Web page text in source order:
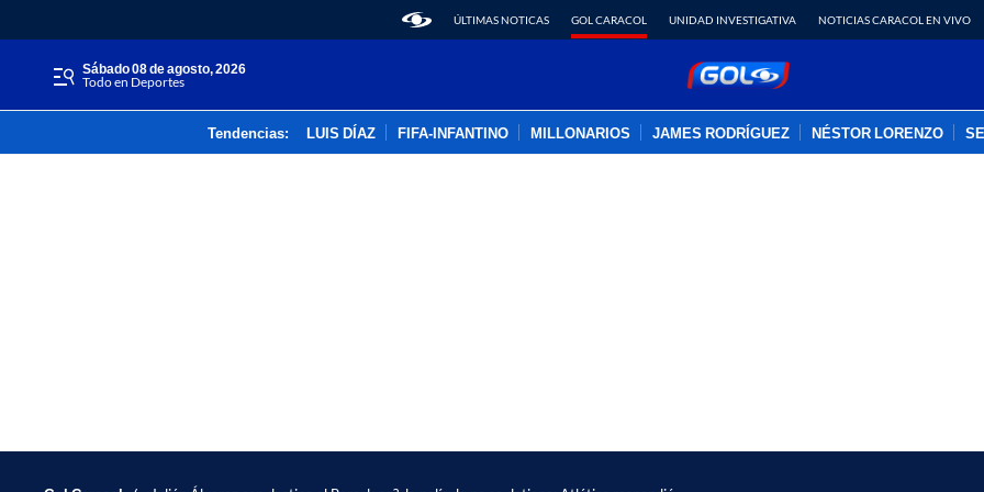
ÚLTIMAS NOTICAS GOL CARACOL UNIDAD INVESTIGATIVA NOTICIAS CARACOL EN VIVO
sábado 08 de agosto, 2026
Todo en Deportes
Tendencias: LUIS DÍAZ FIFA-INFANTINO MILLONARIOS JAMES RODRÍGUEZ NÉSTOR LORENZO